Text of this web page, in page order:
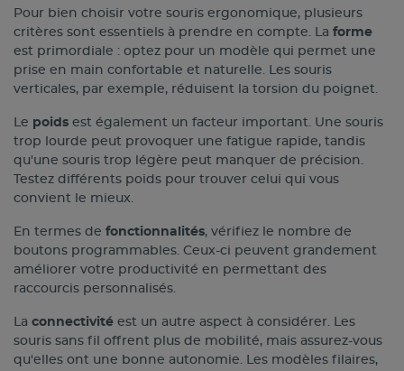
Pour bien choisir votre souris ergonomique, plusieurs
critères sont essentiels à prendre en compte. La forme
est primordiale : optez pour un modèle qui permet une
prise en main confortable et naturelle. Les souris
verticales, par exemple, réduisent la torsion du poignet.
Le poids est également un facteur important. Une souris
trop lourde peut provoquer une fatigue rapide, tandis
qu'une souris trop légère peut manquer de précision.
Testez différents poids pour trouver celui qui vous
convient le mieux.
En termes de fonctionnalités, vérifiez le nombre de
boutons programmables. Ceux-ci peuvent grandement
améliorer votre productivité en permettant des
raccourcis personnalisés.
La connectivité est un autre aspect à considérer. Les
souris sans fil offrent plus de mobilité, mais assurez-vous
qu'elles ont une bonne autonomie. Les modèles filaires,